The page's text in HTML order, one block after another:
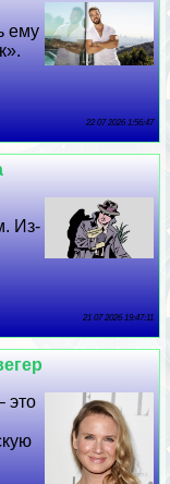
ему
22 07 2026 1:56:47
Из-
21 07 2026 19:47:11
это